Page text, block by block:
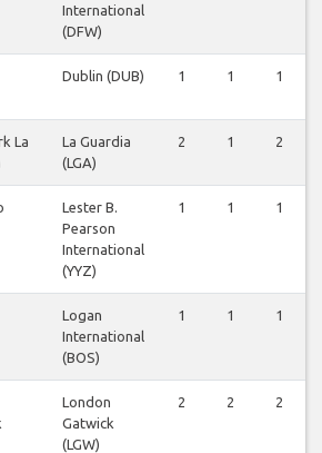
International
(DFW)
Dublin (DUB) 1 1 1
La
La Guardia
(LGA)
2 1 2
Lester B.
Pearson
International
(YYZ)
1 1 1
Logan
International
(BOS)
1 1 1
London
Gatwick
(LGW)
2 2 2